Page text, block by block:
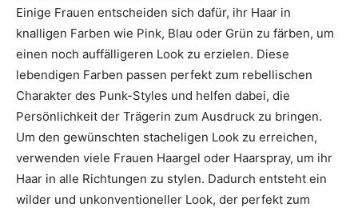
Einige Frauen entscheiden sich dafür, ihr Haar in
knalligen Farben wie Pink, Blau oder Grün zu färben, um
einen noch auffälligeren Look zu erzielen. Diese
lebendigen Farben passen perfekt zum rebellischen
Charakter des Punk-Styles und helfen dabei, die
Persönlichkeit der Trägerin zum Ausdruck zu bringen.
Um den gewünschten stacheligen Look zu erreichen,
verwenden viele Frauen Haargel oder Haarspray, um ihr
Haar in alle Richtungen zu stylen. Dadurch entsteht ein
wilder und unkonventioneller Look, der perfekt zum